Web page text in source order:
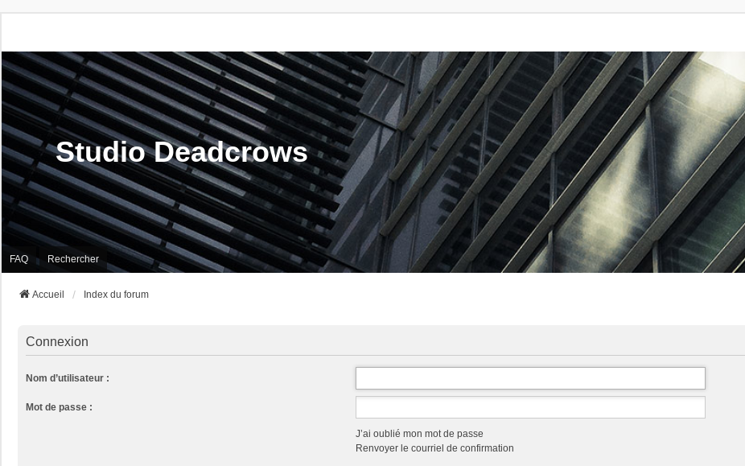
Studio Deadcrows
FAQ Rechercher
Accueil Index du forum
Connexion
Nom d’utilisateur :
Mot de passe :
J’ai oublié mon mot de passe
Renvoyer le courriel de confirmation